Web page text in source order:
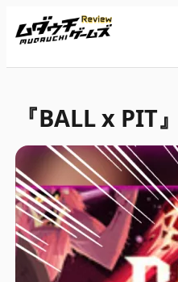
『BALL x PIT